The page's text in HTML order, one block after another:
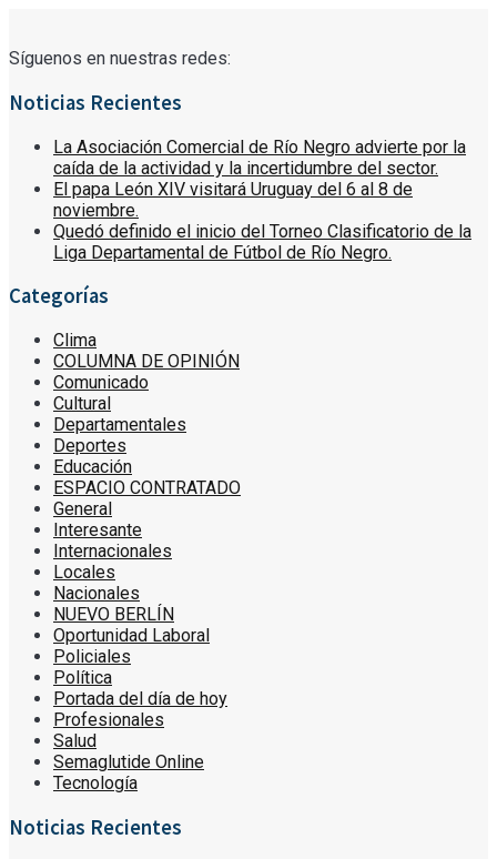
Síguenos en nuestras redes:
Noticias Recientes
La Asociación Comercial de Río Negro advierte por la
caída de la actividad y la incertidumbre del sector.
El papa León XIV visitará Uruguay del 6 al 8 de
noviembre.
Quedó definido el inicio del Torneo Clasificatorio de la
Liga Departamental de Fútbol de Río Negro.
Categorías
Clima
COLUMNA DE OPINIÓN
Comunicado
Cultural
Departamentales
Deportes
Educación
ESPACIO CONTRATADO
General
Interesante
Internacionales
Locales
Nacionales
NUEVO BERLÍN
Oportunidad Laboral
Policiales
Política
Portada del día de hoy
Profesionales
Salud
Semaglutide Online
Tecnología
Noticias Recientes